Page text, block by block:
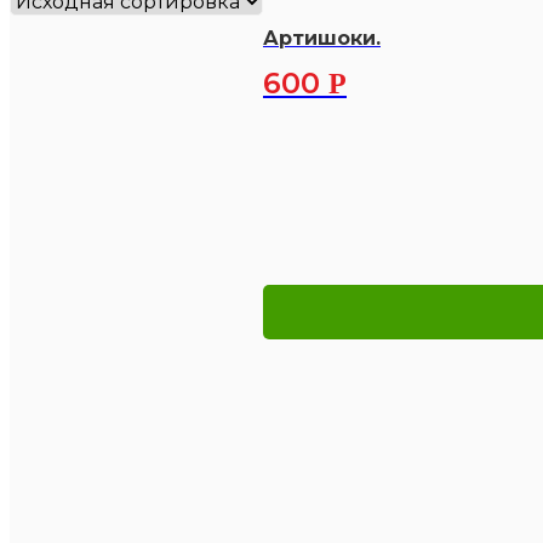
Артишоки.
600 Р